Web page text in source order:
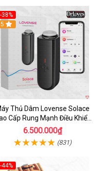
-38%
Hot
5
Thủ Dâm Lovense Solace
Cấp Rung Mạnh Điều Khiển
App
6.500.000₫
(831)
-44%